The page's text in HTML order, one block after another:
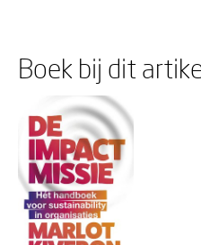
Boek bij dit